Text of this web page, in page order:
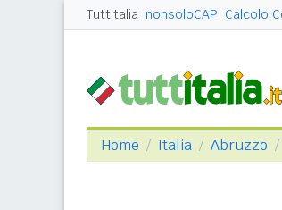
Tuttitalia nonsoloCAP Calcolo
Home Italia Abruzzo